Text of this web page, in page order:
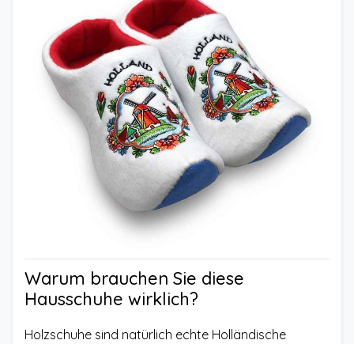
Warum brauchen Sie diese
Hausschuhe wirklich?
Holzschuhe sind natürlich echte Holländische